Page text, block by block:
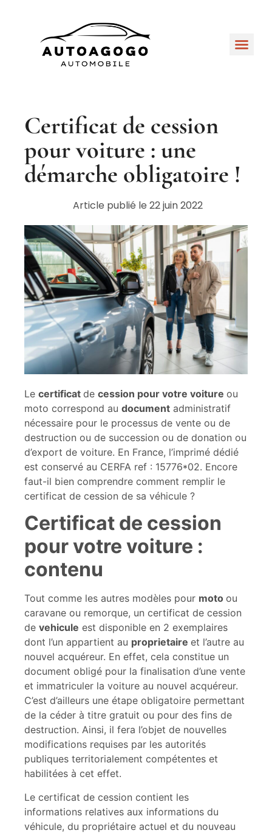
Certificat de cession
pour voiture : une
démarche obligatoire !
Article publié le 22 juin 2022
Le certificat de cession pour votre voiture ou
moto correspond au document administratif
nécessaire pour le processus de vente ou de
destruction ou de succession ou de donation ou
d’export de voiture. En France, l’imprimé dédié
est conservé au CERFA ref : 15776*02. Encore
faut-il bien comprendre comment remplir le
certificat de cession de sa véhicule ?
Certificat de cession
pour votre voiture :
contenu
Tout comme les autres modèles pour moto ou
caravane ou remorque, un certificat de cession
de vehicule est disponible en 2 exemplaires
dont l’un appartient au proprietaire et l’autre au
nouvel acquéreur. En effet, cela constitue un
document obligé pour la finalisation d’une vente
et immatriculer la voiture au nouvel acquéreur.
C’est d’ailleurs une étape obligatoire permettant
de la céder à titre gratuit ou pour des fins de
destruction. Ainsi, il fera l’objet de nouvelles
modifications requises par les autorités
publiques territorialement compétentes et
habilitées à cet effet.
Le certificat de cession contient les
informations relatives aux informations du
véhicule, du propriétaire actuel et du nouveau